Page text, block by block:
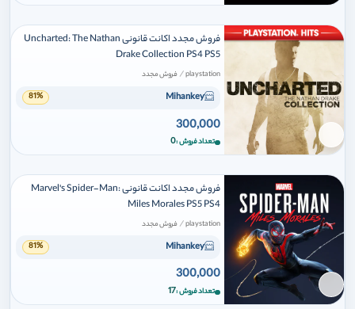
برای افزودن وارد شوید
فروش مجدد اکانت قانونی Uncharted: The Nathan
Drake Collection PS4 PS5
playstation
/ فروش مجدد
Mihankey
81%
300,000
تعداد فروش 0
برای افزودن وارد شوید
فروش مجدد اکانت قانونی Marvel's Spider-Man:
Miles Morales PS5 PS4
playstation
/ فروش مجدد
Mihankey
81%
300,000
تعداد فروش 17